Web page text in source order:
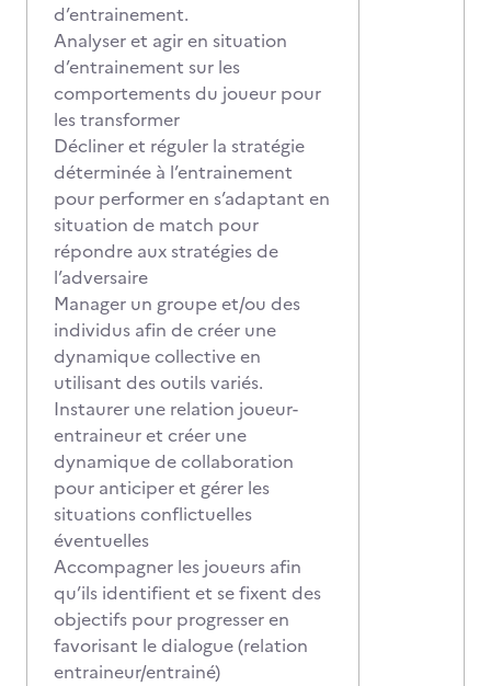
d’entrainement.
Analyser et agir en situation
d’entrainement sur les
comportements du joueur pour
les transformer
Décliner et réguler la stratégie
déterminée à l’entrainement
pour performer en s’adaptant en
situation de match pour
répondre aux stratégies de
l’adversaire
Manager un groupe et/ou des
individus afin de créer une
dynamique collective en
utilisant des outils variés.
Instaurer une relation joueur-
entraineur et créer une
dynamique de collaboration
pour anticiper et gérer les
situations conflictuelles
éventuelles
Accompagner les joueurs afin
qu’ils identifient et se fixent des
objectifs pour progresser en
favorisant le dialogue (relation
entraineur/entrainé)